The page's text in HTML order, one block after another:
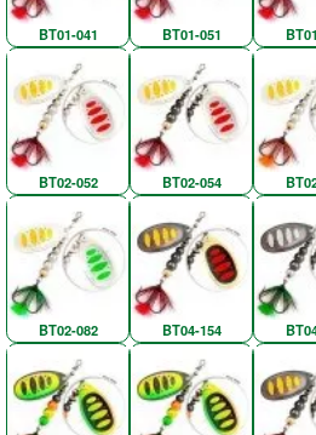
BT01-041 BT01-051
BT02-052 BT02-054
BT02-082 BT04-154